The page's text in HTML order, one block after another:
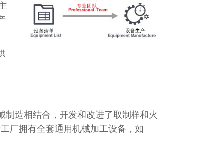
造相结合，开发和改进了取制样和火
厂拥有全套通用机械加工设备，如